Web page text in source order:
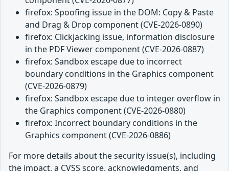
firefox: Spoofing issue in the DOM: Copy & Paste
and Drag & Drop component (CVE-2026-0890)
firefox: Clickjacking issue, information disclosure
in the PDF Viewer component (CVE-2026-0887)
firefox: Sandbox escape due to incorrect
boundary conditions in the Graphics component
(CVE-2026-0879)
firefox: Sandbox escape due to integer overflow in
the Graphics component (CVE-2026-0880)
firefox: Incorrect boundary conditions in the
Graphics component (CVE-2026-0886)
For more details about the security issue(s), including
the impact, a CVSS score, acknowledgments, and